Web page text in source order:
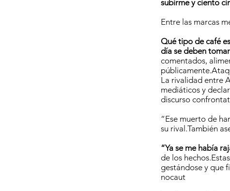
subirme y ciento
Entre las marcas
Qué tipo de café
día se deben tomar
comentados,
La rivalidad entre
mediáticos y
discurso
“Ese muerto de
su rival.También
“Ya se me había
de los
gestándose y que
nocaut